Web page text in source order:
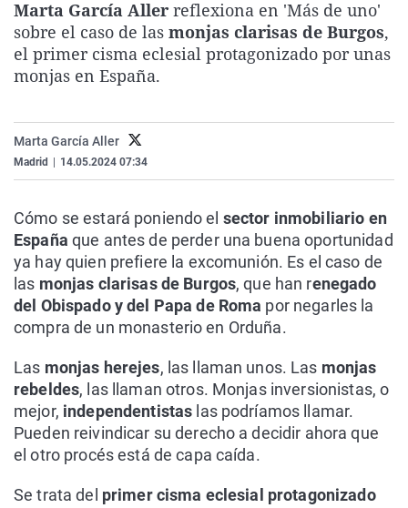
La rosa de los vientos
Gente viajera
Caso
Retornados
Extremadura
Galicia
Virales
Televisión
Marta García Aller reflexiona en 'Más de uno'
sobre el caso de las monjas clarisas de Burgos,
el primer cisma eclesial protagonizado por unas
monjas en España.
Marta García Aller
Madrid 14.05.2024 07:34
Cómo se estará poniendo el sector inmobiliario en
España que antes de perder una buena oportunidad
ya hay quien prefiere la excomunión. Es el caso de
las monjas clarisas de Burgos, que han renegado
del Obispado y del Papa de Roma por negarles la
compra de un monasterio en Orduña.
Las monjas herejes, las llaman unos. Las monjas
rebeldes, las llaman otros. Monjas inversionistas, o
mejor, independentistas las podríamos llamar.
Pueden reivindicar su derecho a decidir ahora que
el otro procés está de capa caída.
Se trata del primer cisma eclesial protagonizado